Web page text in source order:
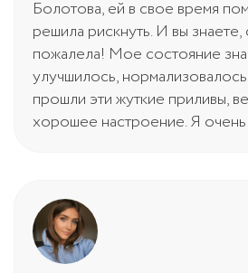
Болотова, ей в свое время
решила рискнуть. И вы
пожалела! Мое состояние
улучшилось,
прошли эти жуткие приливы,
хорошее настроение. Я